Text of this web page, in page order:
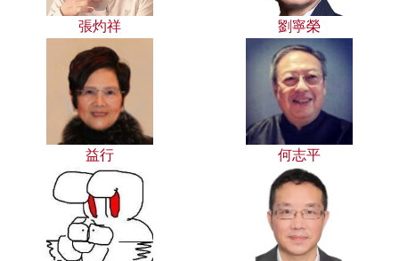
張灼祥 劉寧榮
益行 何志平